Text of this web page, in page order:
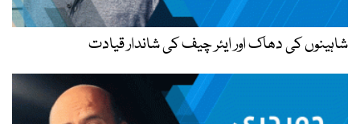
شاہینوں کی دھاک اور ایئر چیف کی شاندار قیادت